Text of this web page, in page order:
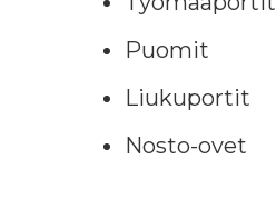
Puomit
Liukuportit
Nosto-ovet